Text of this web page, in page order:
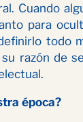
Cuando
para
todo
razón de
época?